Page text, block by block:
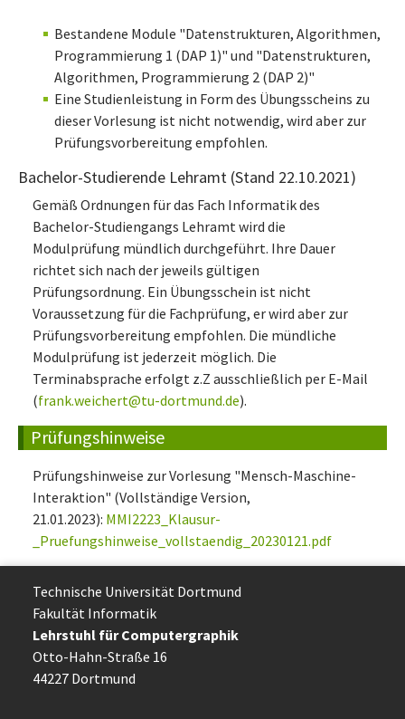
Bestandene Module "Datenstrukturen, Algorithmen,
Programmierung 1 (DAP 1)" und "Datenstrukturen,
Algorithmen, Programmierung 2 (DAP 2)"
Eine Studienleistung in Form des Übungsscheins zu
dieser Vorlesung ist nicht notwendig, wird aber zur
Prüfungsvorbereitung empfohlen.
Bachelor-Studierende Lehramt (Stand 22.10.2021)
Gemäß Ordnungen für das Fach Informatik des
Bachelor-Studiengangs Lehramt wird die
Modulprüfung mündlich durchgeführt. Ihre Dauer
richtet sich nach der jeweils gültigen
Prüfungsordnung. Ein Übungsschein ist nicht
Voraussetzung für die Fachprüfung, er wird aber zur
Prüfungsvorbereitung empfohlen. Die mündliche
Modulprüfung ist jederzeit möglich. Die
Terminabsprache erfolgt z.Z ausschließlich per E-Mail
(frank.weichert@tu-dortmund.de).
Prüfungshinweise
Prüfungshinweise zur Vorlesung "Mensch-Maschine-
Interaktion" (Vollständige Version,
21.01.2023): MMI2223_Klausur-
_Pruefungshinweise_vollstaendig_20230121.pdf
Technische Uni­ver­si­tät Dort­mund
Fakultät Informatik
Lehrstuhl für Computergraphik
Otto-Hahn-Straße 16
44227 Dort­mund